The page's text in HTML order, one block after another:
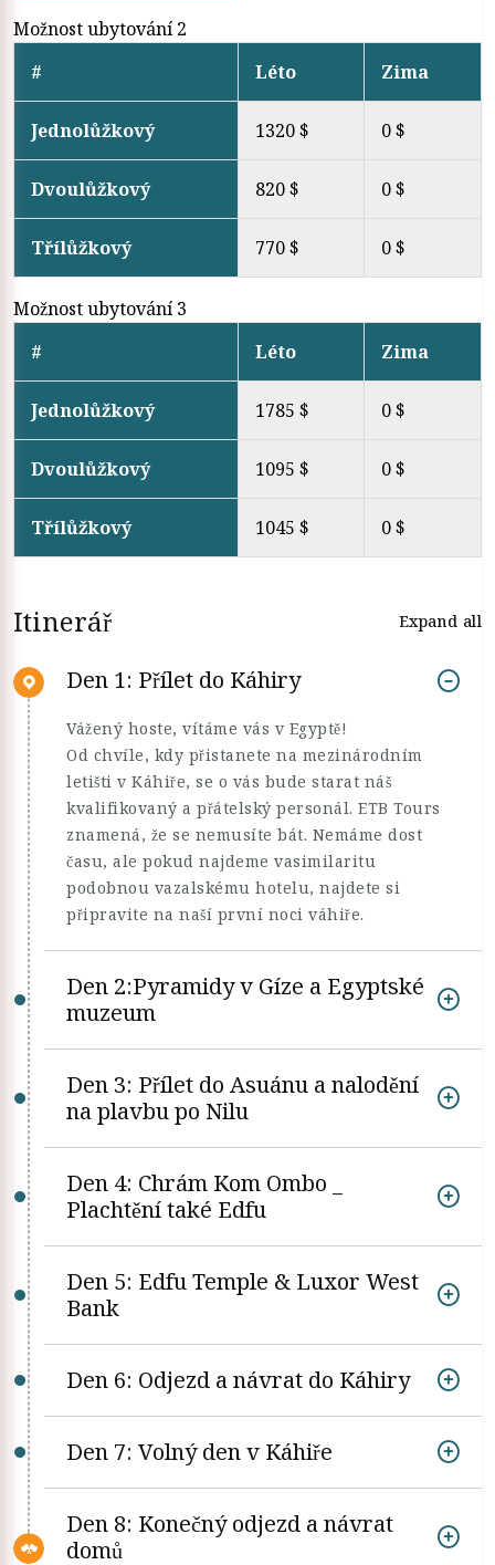
Možnost ubytování 2
#
Léto Zima
Jednolůžkový 1320 $ 0 $
Dvoulůžkový 820 $ 0 $
Třílůžkový 770 $ 0 $
Možnost ubytování 3
#
Léto Zima
Jednolůžkový 1785 $ 0 $
Dvoulůžkový 1095 $ 0 $
Třílůžkový 1045 $ 0 $
Itinerář Expand all
Den 1: Přílet do Káhiry
Vážený hoste, vítáme vás v Egyptě!
Od chvíle, kdy přistanete na mezinárodním
letišti v Káhiře, se o vás bude starat náš
kvalifikovaný a přátelský personál. ETB Tours
znamená, že se nemusíte bát. Nemáme dost
času, ale pokud najdeme vasimilaritu
podobnou vazalskému hotelu, najdete si
připravite na naší první noci váhiře.
Den 2:Pyramidy v Gíze a Egyptské
muzeum
Den 3: Přílet do Asuánu a nalodění
na plavbu po Nilu
Den 4: Chrám Kom Ombo _
Plachtění také Edfu
Den 5: Edfu Temple & Luxor West
Bank
Den 6: Odjezd a návrat do Káhiry
Den 7: Volný den v Káhiře
Den 8: Konečný odjezd a návrat
domů